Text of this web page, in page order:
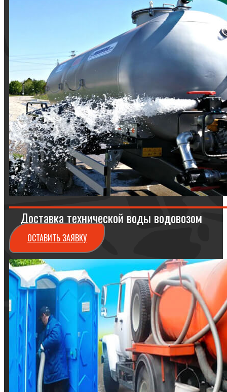
Доставка технической воды водовозом
ОСТАВИТЬ ЗАЯВКУ